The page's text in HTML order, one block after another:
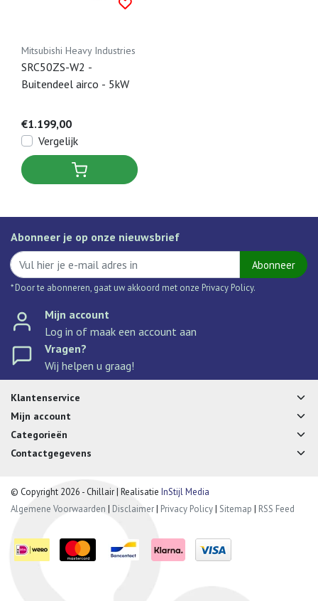
Mitsubishi Heavy Industries
SRC50ZS-W2 -
Buitendeel airco - 5kW
€1.199,00
Vergelijk
Abonneer je op onze nieuwsbrief
Abonneer
* Door te abonneren, gaat uw akkoord met onze Privacy Policy.
Mijn account
Log in of maak een account aan
Vragen?
Wij helpen u graag!
Klantenservice
Mijn account
Categorieën
Contactgegevens
© Copyright 2026 - Chillair | Realisatie InStijl Media
Algemene Voorwaarden | Disclaimer| Privacy Policy| Sitemap | RSS Feed